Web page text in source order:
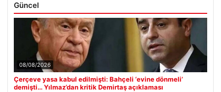
Güncel
08/08/2026
Çerçeve yasa kabul edilmişti: Bahçeli ‘evine dönmeli’
demişti… Yılmaz’dan kritik Demirtaş açıklaması